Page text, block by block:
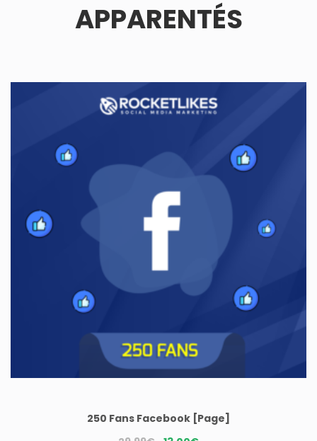
APPARENTÉS
250 Fans Facebook [Page]